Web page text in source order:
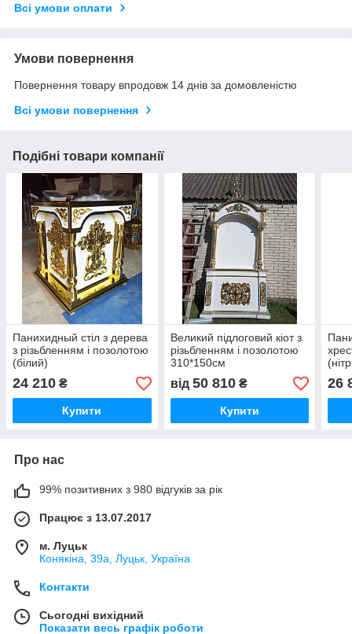
Всі умови оплати
Умови повернення
Повернення товару впродовж 14 днів за домовленістю
Всі умови повернення
Подібні товари компанії
Панихидный стіл з дерева
з різьбленням і позолотою
(білий)
24 210 ₴
Купити
Великий підлоговий кіот з
різьбленням і позолотою
310*150см
від 50 810₴
Купити
26
Про нас
99% позитивних з 980 відгуків за рік
Працює з 13.07.2017
м. Луцьк
Конякіна, 39а, Луцьк, Україна
Контакти
Сьогодні вихідний
Показати весь графік роботи